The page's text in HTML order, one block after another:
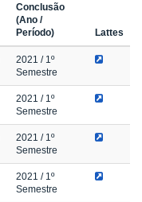
Conclusão
(Ano /
Período)
Lattes
2021 / 1º
Semestre
2021 / 1º
Semestre
2021 / 1º
Semestre
2021 / 1º
Semestre